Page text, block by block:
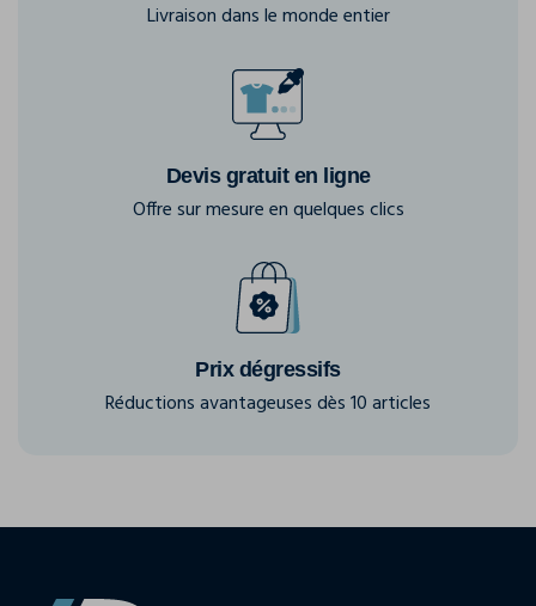
Livraison dans le monde entier
Devis gratuit en ligne
Offre sur mesure en quelques clics
Prix dégressifs
Réductions avantageuses dès 10 articles